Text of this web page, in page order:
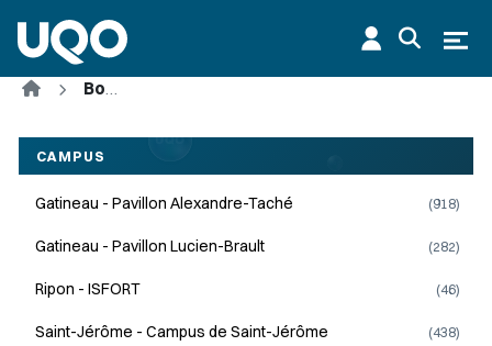
Accueil Bottin
CAMPUS
UQO
Gatineau - Pavillon Alexandre-Taché (918)
Gatineau - Pavillon Lucien-Brault (282)
Ripon - ISFORT (46)
Saint-Jérôme - Campus de Saint-Jérôme (438)